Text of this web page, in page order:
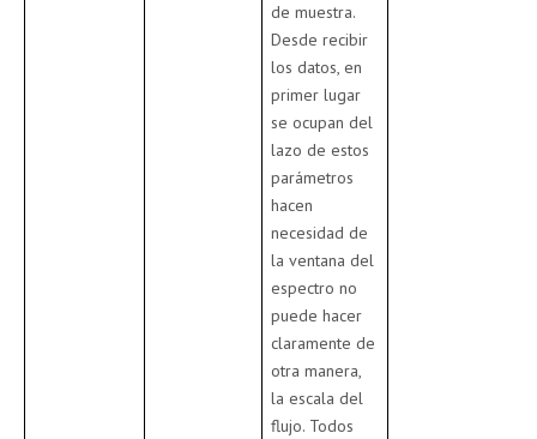
de muestra.
Desde recibir
los datos, en
primer lugar
se ocupan del
lazo de estos
parámetros
hacen
necesidad de
la ventana del
espectro no
puede hacer
claramente de
otra manera,
la escala del
flujo. Todos